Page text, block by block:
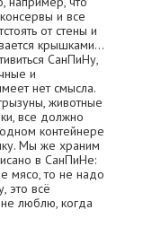
и все
от стены и
крышками…
СанПиНу,
и
нет смысла.
животные
все должно
контейнере
Мы же храним
в СанПиНе:
мясо, то не надо
это всё
не люблю, когда